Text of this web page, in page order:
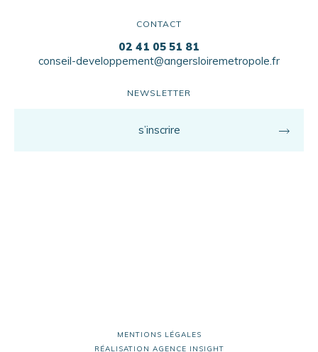
CONTACT
02 41 05 51 81
conseil-developpement@angersloiremetropole.fr
NEWSLETTER
s’inscrire
MENTIONS LÉGALES
RÉALISATION AGENCE INSIGHT